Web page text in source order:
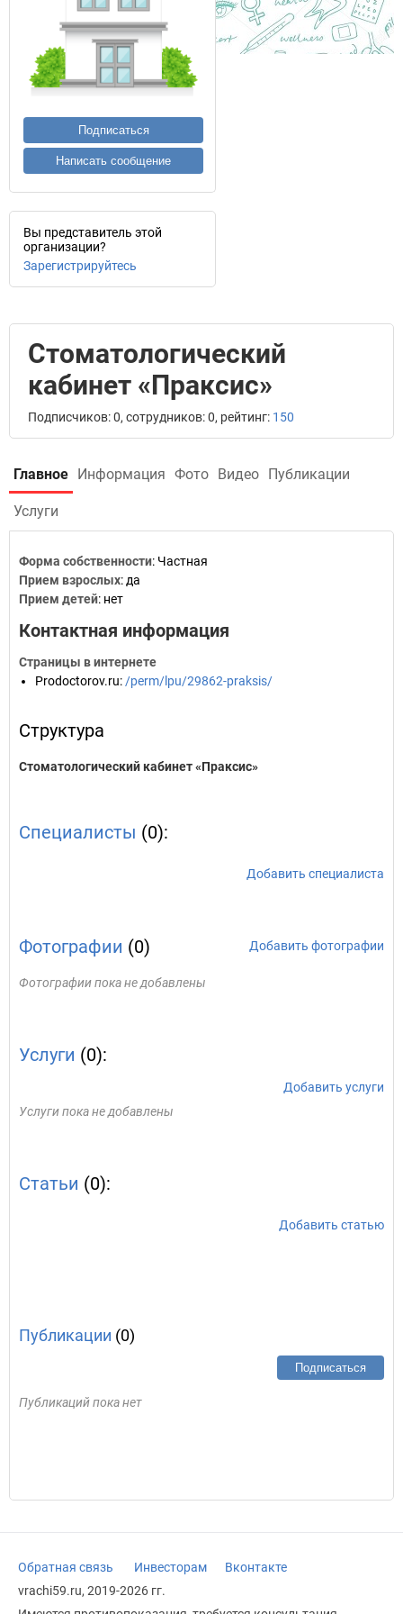
Подписаться
Написать сообщение
Вы представитель этой
организации?
Зарегистрируйтесь
Стоматологический
кабинет «Праксис»
Подписчиков: 0, сотрудников: 0, рейтинг: 150
Главное Информация Фото Видео Публикации
Услуги
Форма собственности: Частная
Прием взрослых: да
Прием детей: нет
Контактная информация
Страницы в интернете
Prodoctorov.ru: /perm/lpu/29862-praksis/
Структура
Стоматологический кабинет «Праксис»
Специалисты (0):
Добавить специалиста
Фотографии (0) Добавить фотографии
Фотографии пока не добавлены
Услуги (0):
Добавить услуги
Услуги пока не добавлены
Статьи (0):
Добавить статью
Публикации (0)
Подписаться
Публикаций пока нет
Обратная связь Инвесторам
Вконтакте
vrachi59.ru, 2019-2026 гг.